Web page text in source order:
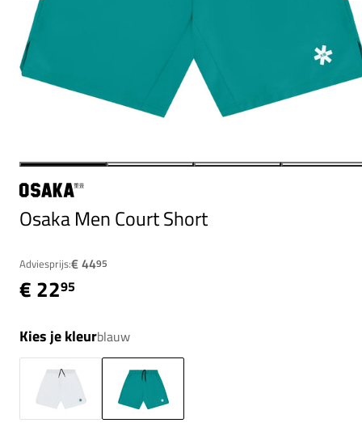
Osaka Men Court Short
Adviesprijs:€ 4495
€ 2295
Kies je kleurblauw